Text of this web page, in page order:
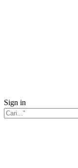
Sign in